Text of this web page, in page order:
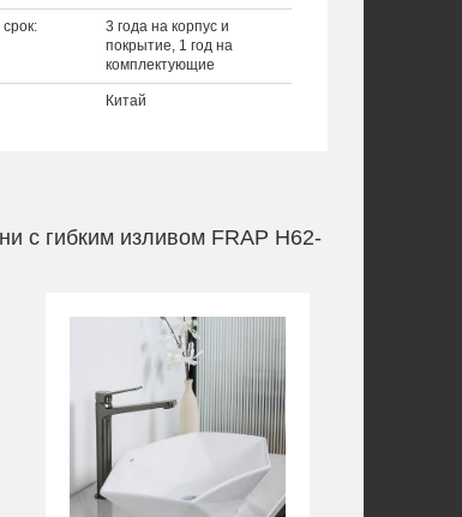
3 года на корпус и
покрытие, 1 год на
комплектующие
Китай
с гибким изливом FRAP H62-